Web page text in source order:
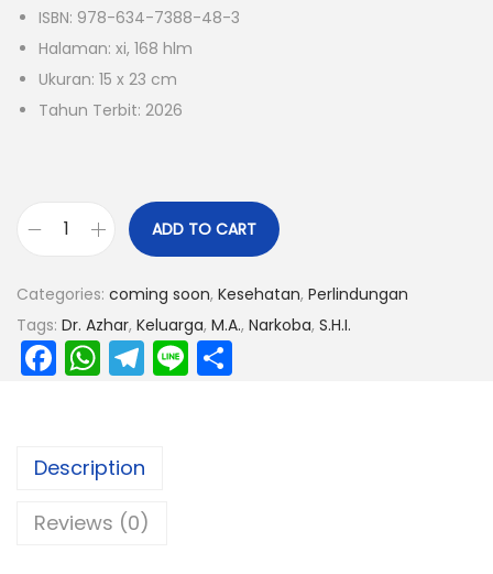
ISBN: 978-634-7388-48-3
Halaman: xi, 168 hlm
Ukuran: 15 x 23 cm
Tahun Terbit: 2026
ADD TO CART
Categories: coming soon, Kesehatan, Perlindungan
Tags: Dr. Azhar, Keluarga, M.A., Narkoba, S.H.I.
F
a
e
o
W
h
ts
A
p
T
el
m
Li
n
Description
Reviews (0)